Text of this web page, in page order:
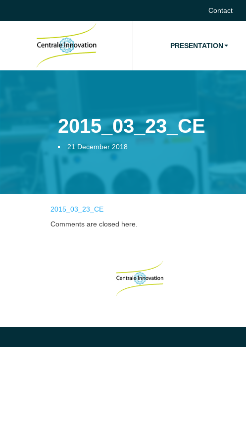
Contact
HOME PRESENTATION
2015_03_23_CE
21 December 2018
2015_03_23_CE
Comments are closed here.